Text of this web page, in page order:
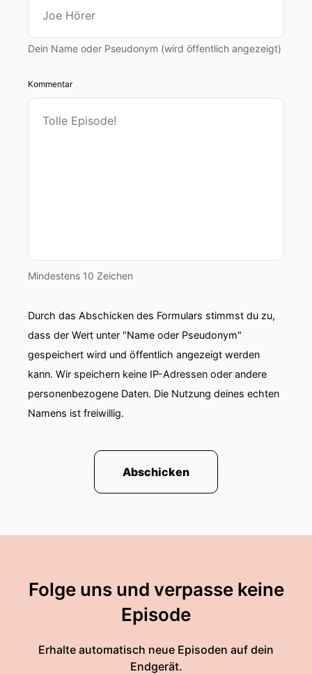
Dein Name oder Pseudonym (wird öffentlich angezeigt)
Kommentar
Mindestens 10 Zeichen
Durch das Abschicken des Formulars stimmst du zu,
dass der Wert unter "Name oder Pseudonym"
gespeichert wird und öffentlich angezeigt werden
kann. Wir speichern keine IP-Adressen oder andere
personenbezogene Daten. Die Nutzung deines echten
Namens ist freiwillig.
Abschicken
Folge uns und verpasse keine
Episode
Erhalte automatisch neue Episoden auf dein
Endgerät.